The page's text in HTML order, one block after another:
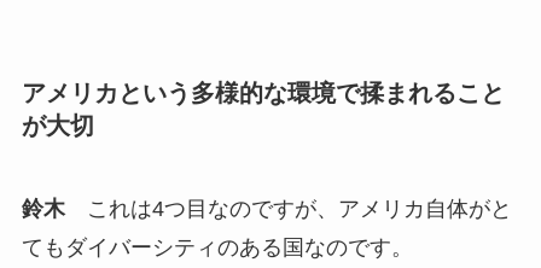
アメリカという多様的な環境で揉まれること
が大切
鈴木これは4つ目なのですが、アメリカ自体がと
てもダイバーシティのある国なのです。